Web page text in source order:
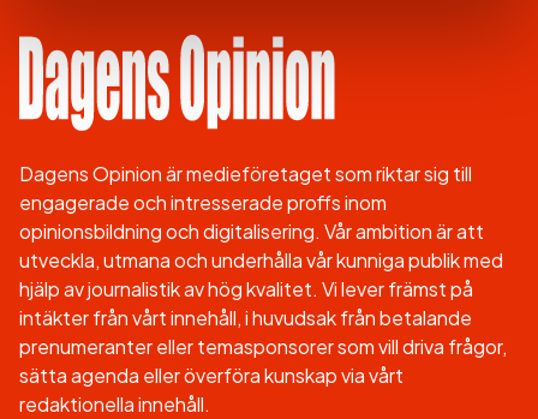
Dagens Opinion är medieföretaget som riktar sig till
engagerade och intresserade proffs inom
opinionsbildning och digitalisering. Vår ambition är att
utveckla, utmana och underhålla vår kunniga publik med
hjälp av journalistik av hög kvalitet. Vi lever främst på
intäkter från vårt innehåll, i huvudsak från betalande
prenumeranter eller temasponsorer som vill driva frågor,
sätta agenda eller överföra kunskap via vårt
redaktionella innehåll.